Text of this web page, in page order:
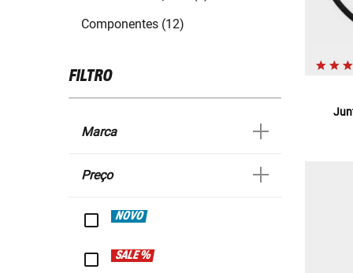
Componentes (12)
FILTRO
Marca
Preço
NOVO
SALE %